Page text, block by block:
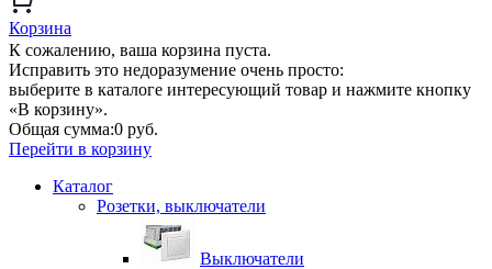
Корзина
К сожалению, ваша корзина пуста.
Исправить это недоразумение очень просто:
выберите в каталоге интересующий товар и нажмите кнопку
«В корзину».
Общая сумма:0 руб.
Перейти в корзину
Каталог
Розетки, выключатели
Выключатели